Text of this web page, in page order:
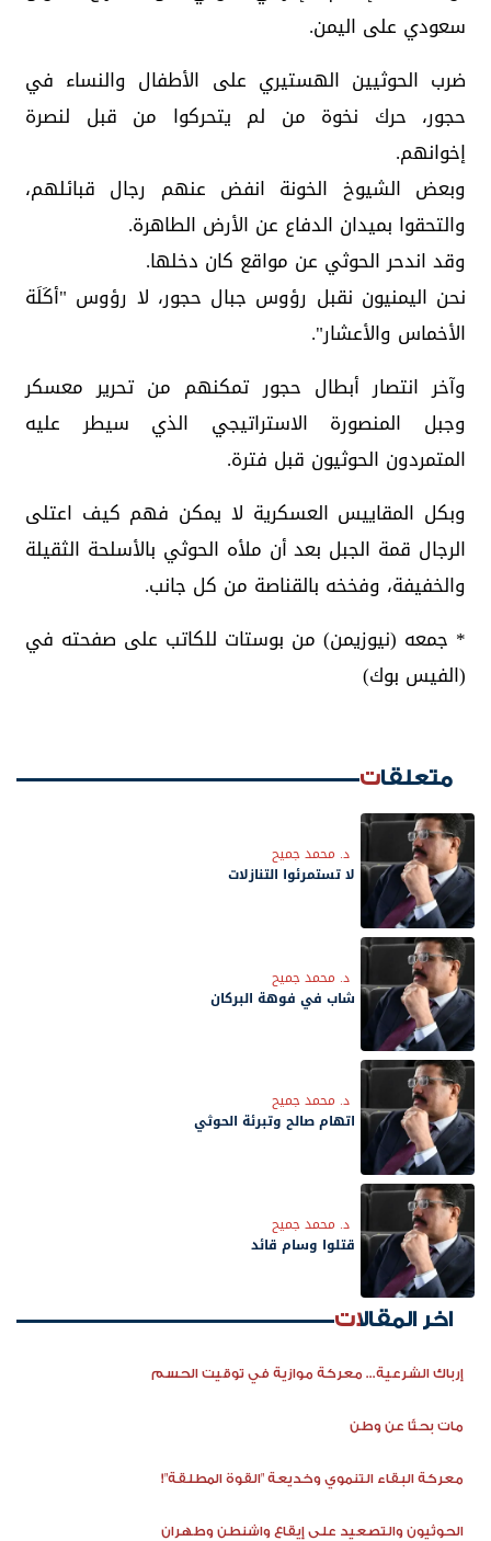
سعودي على اليمن.
‏ضرب الحوثيين الهستيري على الأطفال والنساء في
حجور، حرك نخوة من لم يتحركوا من قبل لنصرة
إخوانهم.
وبعض الشيوخ الخونة انفض عنهم رجال قبائلهم،
والتحقوا بميدان الدفاع عن الأرض الطاهرة.
وقد اندحر الحوثي عن مواقع كان دخلها.
نحن اليمنيون نقبل رؤوس جبال حجور، لا رؤوس "أكَلَة
الأخماس والأعشار".
وآخر انتصار أبطال حجور ‏تمكنهم من تحرير معسكر
وجبل المنصورة الاستراتيجي الذي سيطر عليه
المتمردون الحوثيون قبل فترة.
وبكل المقاييس العسكرية لا يمكن فهم كيف اعتلى
الرجال قمة الجبل بعد أن ملأه الحوثي بالأسلحة الثقيلة
والخفيفة، وفخخه بالقناصة من كل جانب.
* جمعه (نيوزيمن) من بوستات للكاتب علی صفحته في
(الفيس بوك)
متعلقات
د. محمد جميح
لا تستمرئوا التنازلات
د. محمد جميح
شاب في فوهة البركان
د. محمد جميح
اتهام صالح وتبرئة الحوثي
د. محمد جميح
قتلوا وسام قائد
اخر المقالات
إرباك الشرعية... معركة موازية في توقيت الحسم
مات بحثًا عن وطن
معركة البقاء التنموي وخديعة "القوة المطلقة"!
الحوثيون والتصعيد على إيقاع واشنطن وطهران